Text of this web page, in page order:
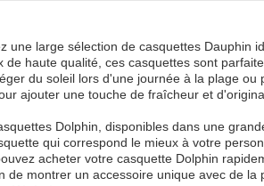
une large sélection de casquettes Dauphin
haute qualité, ces casquettes sont
du soleil lors d'une journée à la plage ou
ajouter une touche de fraîcheur et
Dolphin, disponibles dans une
qui correspond le mieux à votre
acheter votre casquette Dolphin
montrer un accessoire unique avec de la